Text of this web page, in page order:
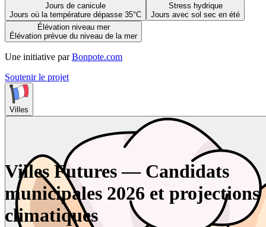
Jours de canicule
Jours où la température dépasse 35°C
Stress hydrique
Jours avec sol sec en été
Élévation niveau mer
Élévation prévue du niveau de la mer
Une initiative par Bonpote.com
Soutenir le projet
Villes
Villes Futures — Candidats
municipales 2026 et projections
climatiques